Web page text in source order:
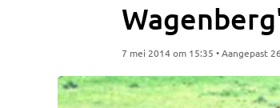
7 mei 2014 om 15:35 • Aangepast